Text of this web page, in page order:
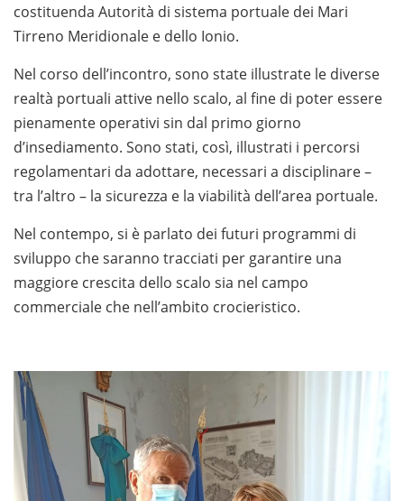
costituenda Autorità di sistema portuale dei Mari
Tirreno Meridionale e dello Ionio.
Nel corso dell’incontro, sono state illustrate le diverse
realtà portuali attive nello scalo, al fine di poter essere
pienamente operativi sin dal primo giorno
d’insediamento. Sono stati, così, illustrati i percorsi
regolamentari da adottare, necessari a disciplinare –
tra l’altro – la sicurezza e la viabilità dell’area portuale.
Nel contempo, si è parlato dei futuri programmi di
sviluppo che saranno tracciati per garantire una
maggiore crescita dello scalo sia nel campo
commerciale che nell’ambito crocieristico.